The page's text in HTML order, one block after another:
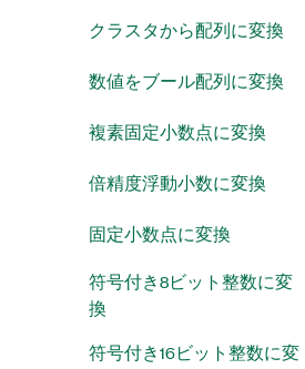
クラスタから配列に変換
数値をブール配列に変換
複素固定小数点に変換
倍精度浮動小数に変換
固定小数点に変換
符号付き8ビット整数に変
換
符号付き16ビット整数に変